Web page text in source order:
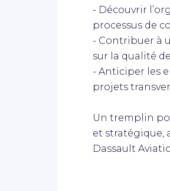
- Découvrir
processus de
- Contribuer à
sur la qualité
- Anticiper les
projets
Un tremplin
et stratégique,
Dassault